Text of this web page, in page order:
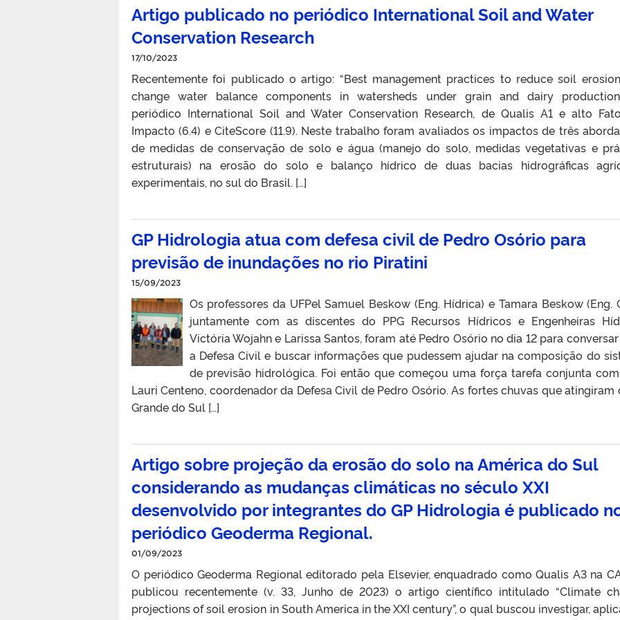
Artigo publicado no periódico International Soil and Water
Conservation Research
17/10/2023
Recentemente foi publicado o artigo: “Best management practices to reduce soil
change water balance components in watersheds under grain and dairy
periódico International Soil and Water Conservation Research, de Qualis A1 e alto
Impacto (6.4) e CiteScore (11.9). Neste trabalho foram avaliados os impactos de três
de medidas de conservação de solo e água (manejo do solo, medidas vegetativas e
estruturais) na erosão do solo e balanço hídrico de duas bacias hidrográficas
experimentais, no sul do Brasil. […]
GP Hidrologia atua com defesa civil de Pedro Osório para
previsão de inundações no rio Piratini
15/09/2023
Os professores da UFPel Samuel Beskow (Eng. Hídrica) e Tamara Beskow (Eng.
juntamente com as discentes do PPG Recursos Hídricos e Engenheiras
Victória Wojahn e Larissa Santos, foram até Pedro Osório no dia 12 para
a Defesa Civil e buscar informações que pudessem ajudar na composição do
de previsão hidrológica. Foi então que começou uma força tarefa conjunta
Lauri Centeno, coordenador da Defesa Civil de Pedro Osório. As fortes chuvas que atingiram
Grande do Sul […]
Artigo sobre projeção da erosão do solo na América do Sul
considerando as mudanças climáticas no século XXI
desenvolvido por integrantes do GP Hidrologia é publicado
periódico Geoderma Regional.
01/09/2023
O periódico Geoderma Regional editorado pela Elsevier, enquadrado como Qualis A3 na
publicou recentemente (v. 33, Junho de 2023) o artigo científico intitulado “Climate
projections of soil erosion in South America in the XXI century”, o qual buscou investigar,